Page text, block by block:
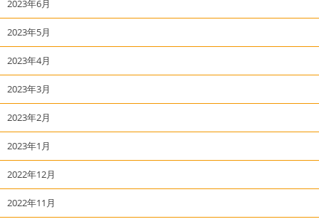
2023年6月
2023年5月
2023年4月
2023年3月
2023年2月
2023年1月
2022年12月
2022年11月